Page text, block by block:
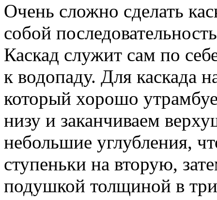
Очень сложно сделать
собой
Каскад служит сам по
к водопаду. Для каскада
который хорошо
низу и заканчиваем
небольшие углубления,
ступеньки на вторую,
подушкой толщиной в